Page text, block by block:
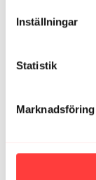
Inställningar
Statistik
Marknadsföring
MAMA -